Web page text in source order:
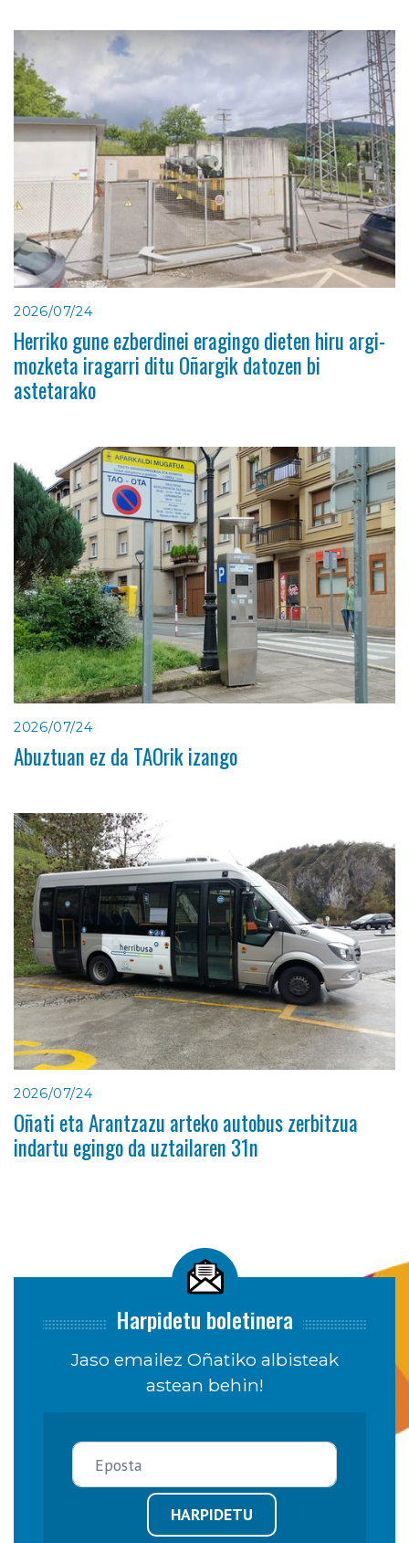
2026/07/24
Herriko gune ezberdinei eragingo dieten hiru argi-
mozketa iragarri ditu Oñargik datozen bi
astetarako
2026/07/24
Abuztuan ez da TAOrik izango
2026/07/24
Oñati eta Arantzazu arteko autobus zerbitzua
indartu egingo da uztailaren 31n
Harpidetu boletinera
Jaso emailez Oñatiko albisteak
astean behin!
HARPIDETU